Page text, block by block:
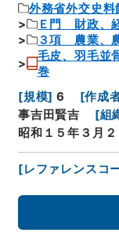
外務省外交史料
Ｅ門 財政、
３項 農業、
毛皮、羽毛並
巻
[規模] 6 [作成
事吉田賢吉
[組
昭和１５年３月
[レファレンスコ